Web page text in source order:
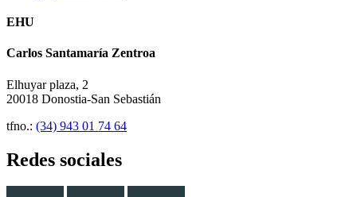
EHU
Carlos Santamaría Zentroa
Elhuyar plaza, 2
20018 Donostia-San Sebastián
tfno.: (34) 943 01 74 64
Redes sociales